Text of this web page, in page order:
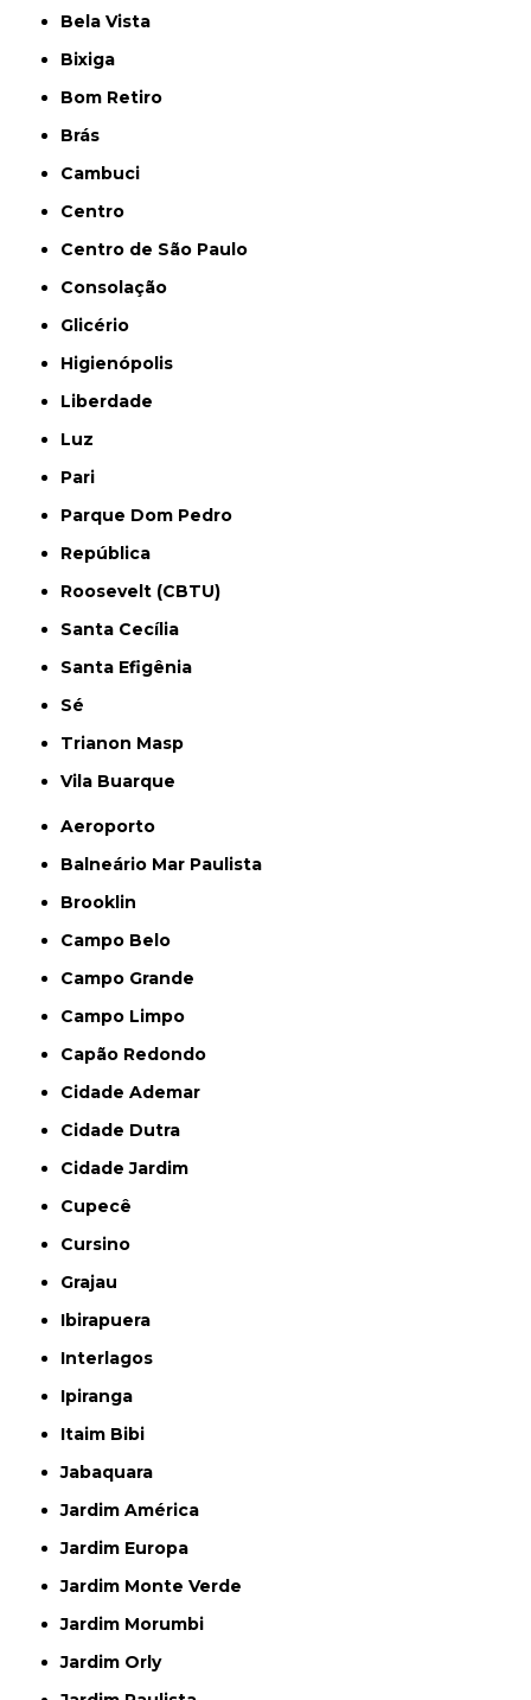
Bela Vista
Bixiga
Bom Retiro
Brás
Cambuci
Centro
Centro de São Paulo
Consolação
Glicério
Higienópolis
Liberdade
Luz
Pari
Parque Dom Pedro
República
Roosevelt (CBTU)
Santa Cecília
Santa Efigênia
Sé
Trianon Masp
Vila Buarque
Aeroporto
Balneário Mar Paulista
Brooklin
Campo Belo
Campo Grande
Campo Limpo
Capão Redondo
Cidade Ademar
Cidade Dutra
Cidade Jardim
Cupecê
Cursino
Grajau
Ibirapuera
Interlagos
Ipiranga
Itaim Bibi
Jabaquara
Jardim América
Jardim Europa
Jardim Monte Verde
Jardim Morumbi
Jardim Orly